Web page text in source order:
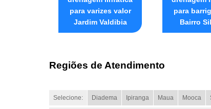
para varizes valor
Jardim Valdibia
para
Bairro
Regiões de Atendimento
Selecione: Diadema Ipiranga Maua Mooca